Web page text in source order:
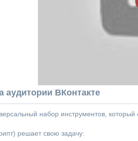
аудитории ВКонтакте
набор инструментов,
решает свою задачу: